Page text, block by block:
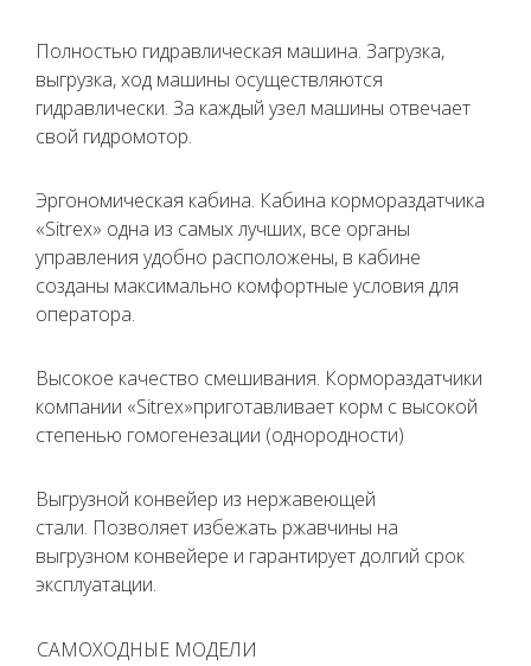
Полностью гидравлическая машина. Загрузка,
выгрузка, ход машины осуществляются
гидравлически. За каждый узел машины отвечает
свой гидромотор.
Эргономическая кабина. Кабина кормораздатчика
«Sitrex» одна из самых лучших, все органы
управления удобно расположены, в кабине
созданы максимально комфортные условия для
оператора.
Высокое качество смешивания. Кормораздатчики
компании «Sitrex»приготавливает корм с высокой
степенью гомогенезации (однородности)
Выгрузной конвейер из нержавеющей
стали. Позволяет избежать ржавчины на
выгрузном конвейере и гарантирует долгий срок
эксплуатации.
САМОХОДНЫЕ МОДЕЛИ